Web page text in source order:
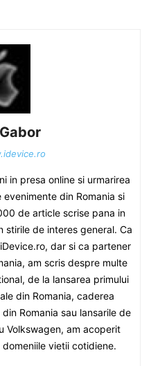
in presa online si urmarirea
din Romania si
de article scrise pana in
de interes general. Ca
dar si ca partener
am scris despre multe
de la lansarea primului
din Romania, caderea
Romania sau lansarile de
Volkswagen, am acoperit
vietii cotidiene.